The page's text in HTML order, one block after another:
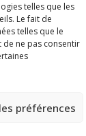
telles que les
Le fait de
telles que le
de ne pas consentir
préférences